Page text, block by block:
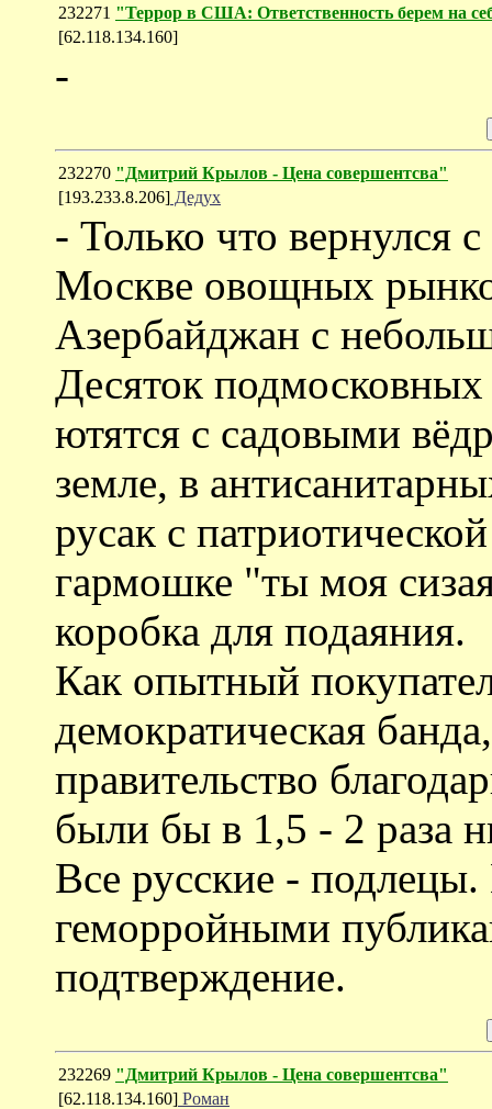
232271 "Террор в США: Ответственность берем на
[62.118.134.160]
-
232270 "Дмитрий Крылов - Цена совершентсва"
[193.233.8.206] Дедух
- Только что вернулся
Москве овощных
Азербайджан с
Десяток
ютятся с садовыми
земле, в
русак с
гармошке "ты моя
коробка для подаяния.
Как опытный
демократическая
правительство
были бы в 1,5 - 2 раза
Все русские -
геморройными
подтверждение.
232269 "Дмитрий Крылов - Цена совершентсва"
[62.118.134.160] Роман